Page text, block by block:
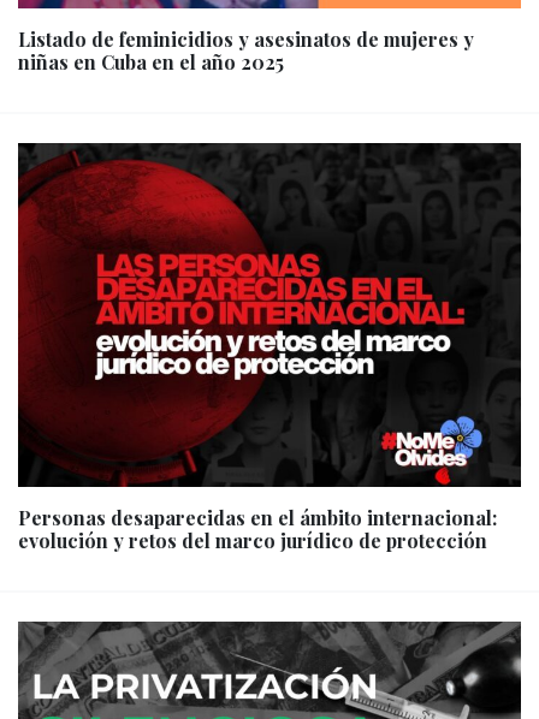
Listado de feminicidios y asesinatos de mujeres y
niñas en Cuba en el año 2025
Personas desaparecidas en el ámbito internacional:
evolución y retos del marco jurídico de protección